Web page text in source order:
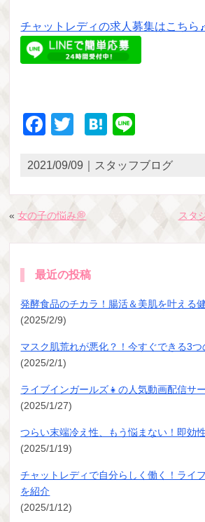
チャットレディの求人募集はこちら
Facebook
TwitterHatena
2021/09/09｜スタッフブログ
«女の子の悩み💭 スタ
最近の投稿
発酵食品のチカラ！腸活＆美肌を叶える
(2025/2/9)
マスク肌荒れが悪化？！今すぐできる3つ
(2025/2/1)
ライブインガールズ👧の人気動画配信サ
(2025/1/27)
つらい末端冷え性、もう悩まない！即効
(2025/1/19)
チャットレディで自分らしく働く！ライ
を紹介
(2025/1/12)